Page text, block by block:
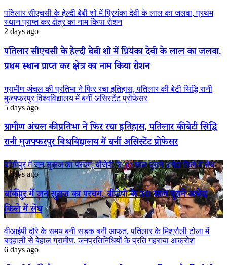
पतिलार सीएचसी के हेल्दी बेबी शो में प्रियंका देवी के लाल का जलवा, प्रथम
स्थान प्राप्त कर क्षेत्र का नाम किया रोशन
2 days ago
पतिलार सीएचसी के हेल्दी बेबी शो में प्रियंका देवी के लाल का जलवा,
प्रथम स्थान प्राप्त कर क्षेत्र का नाम किया रोशन
ग्रामीण अंचल की प्रतिभा ने फिर रचा इतिहास, पतिलार की बेटी सिद्धि रानी
मुजफ्फरपुर विश्वविद्यालय में बनीं असिस्टेंट प्रोफेसर
5 days ago
ग्रामीण अंचल की प्रतिभा ने फिर रचा इतिहास, पतिलार की बेटी सिद्धि
रानी मुजफ्फरपुर विश्वविद्यालय में बनीं असिस्टेंट प्रोफेसर
बांकीपुर में जन सुराज का परचम, बीजेपी के 30 साल पुराने अभेद्य किले में सेंध
5 days ago
बांकीपुर में जन सुराज का परचम, बीजेपी के 30 साल पुराने अभेद्य
किले में सेंध
वीआईपी दौरे के समय बनी सड़क बनी आफत, पतिलार के मिश्रौली टोला में
बदहाली से बेहाल ग्रामीण, जनप्रतिनिधियों के प्रति गहराया आक्रोश
6 days ago